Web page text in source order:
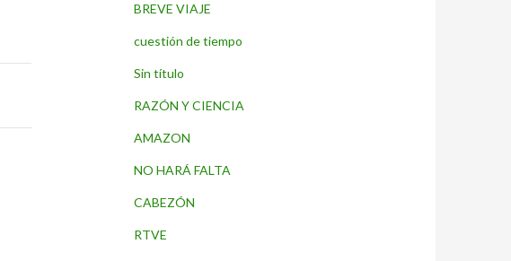
BREVE VIAJE
cuestión de tiempo
Sin título
RAZÓN Y CIENCIA
AMAZON
NO HARÁ FALTA
CABEZÓN
RTVE